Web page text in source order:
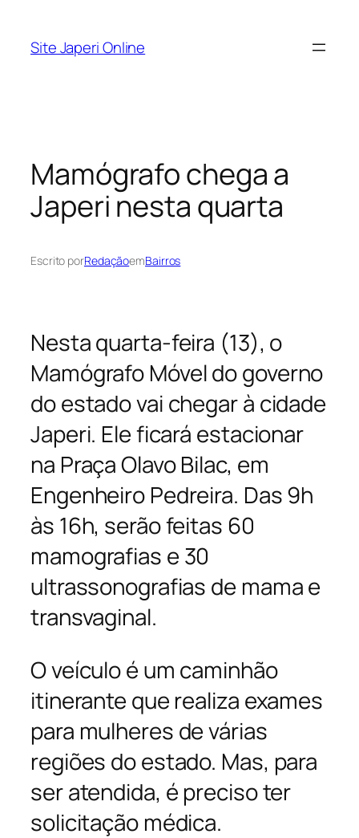
Site Japeri Online
Mamógrafo chega a
Japeri nesta quarta
Escrito porRedaçãoemBairros
Nesta quarta-feira (13), o
Mamógrafo Móvel do governo
do estado vai chegar à cidade
Japeri. Ele ficará estacionar
na Praça Olavo Bilac, em
Engenheiro Pedreira. Das 9h
às 16h, serão feitas 60
mamografias e 30
ultrassonografias de mama e
transvaginal.
O veículo é um caminhão
itinerante que realiza exames
para mulheres de várias
regiões do estado. Mas, para
ser atendida, é preciso ter
solicitação médica.